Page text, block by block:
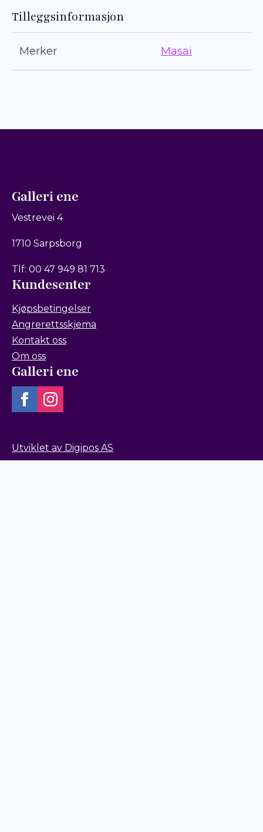
Tilleggsinformasjon
Merker Masai
Galleri ene
Vestrevei 4
1710 Sarpsborg
Tlf: 00 47 949 81 713
Kundesenter
Kjøpsbetingelser
Angrerettsskjema
Kontakt oss
Om oss
Galleri ene
Utviklet av Digipos AS